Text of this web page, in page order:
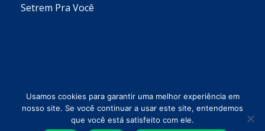
Setrem Pra Você
Usamos cookies para garantir uma melhor experiência em
nosso site. Se você continuar a usar este site, entendemos
que você está satisfeito com ele.